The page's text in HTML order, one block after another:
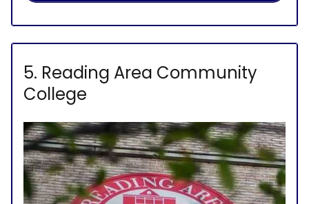
5. Reading Area Community
College